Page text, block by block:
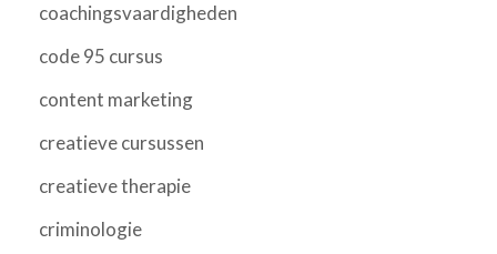
coachingsvaardigheden
code 95 cursus
content marketing
creatieve cursussen
creatieve therapie
criminologie